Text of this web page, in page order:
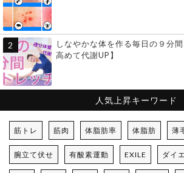
しなやかな体を作る毎日の９分
高めて代謝UP】
人気上昇キーワード
筋トレ 筋肉 体脂肪率 体脂肪 薄
腕立て伏せ 有酸素運動 EXILE ダイ